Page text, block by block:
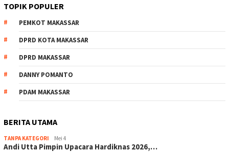
TOPIK POPULER
PEMKOT MAKASSAR
DPRD KOTA MAKASSAR
DPRD MAKASSAR
DANNY POMANTO
PDAM MAKASSAR
BERITA UTAMA
TANPA KATEGORI Mei 4
Andi Utta Pimpin Upacara Hardiknas 2026,…